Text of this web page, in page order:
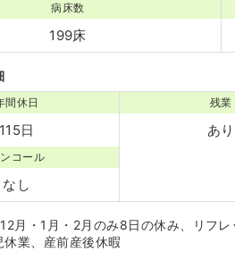
病床数
199床
間休日
115日
残業
あり
コール
なし
月・1月・2月のみ8日の休み、リフ
業、産前産後休暇